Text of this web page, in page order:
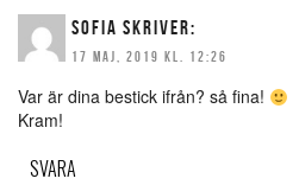
SOFIA SKRIVER:
17 MAJ, 2019 KL. 12:26
Var är dina bestick ifrån? så fina!
Kram!
SVARA